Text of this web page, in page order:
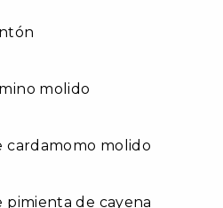
molido
cardamomo molido
pimienta de cayena